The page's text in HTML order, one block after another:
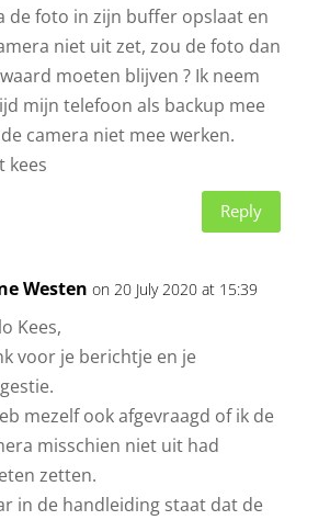
de foto in zijn buffer opslaat en
niet uit zet, zou de foto dan
moeten blijven ? Ik neem
mijn telefoon als backup mee
camera niet mee werken.
kees
Reply
Westen on 20 July 2020 at 15:39
Kees,
voor je berichtje en je
mezelf ook afgevraagd of ik de
misschien niet uit had
zetten.
in de handleiding staat dat de